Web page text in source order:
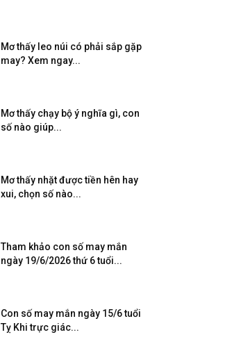
Mơ thấy leo núi có phải sắp gặp
may? Xem ngay...
Mơ thấy chạy bộ ý nghĩa gì, con
số nào giúp...
Mơ thấy nhặt được tiền hên hay
xui, chọn số nào...
Tham khảo con số may mắn
ngày 19/6/2026 thứ 6 tuổi...
Con số may mắn ngày 15/6 tuổi
Tỵ Khi trực giác...